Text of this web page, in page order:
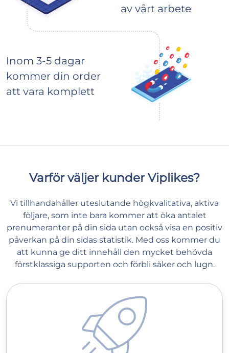
av vårt arbete
Inom 3-5 dagar
kommer din order
att vara komplett
Varför väljer kunder Viplikes?
Vi tillhandahåller uteslutande högkvalitativa, aktiva
följare, som inte bara kommer att öka antalet
prenumeranter på din sida utan också visa en positiv
påverkan på din sidas statistik. Med oss kommer du
att kunna ge ditt innehåll den mycket behövda
förstklassiga supporten och förbli säker och lugn.